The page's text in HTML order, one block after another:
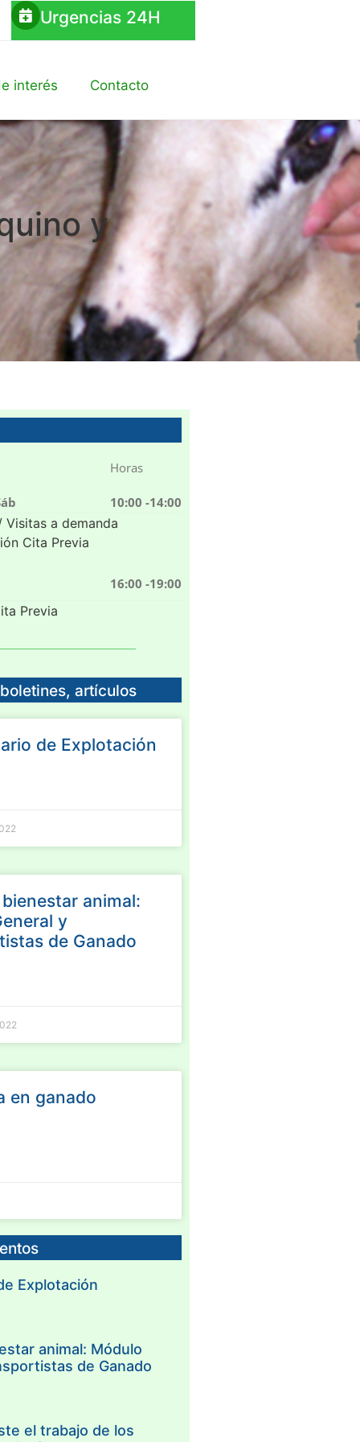
Urgencias 24H
interés Contacto
y
Horas
10:00 -14:00
Visitas a demanda
Cita Previa
16:00 -19:00
Previa
artículos
de Explotación
animal:
y
de Ganado
en ganado
Explotación
animal: Módulo
de Ganado
el trabajo de los